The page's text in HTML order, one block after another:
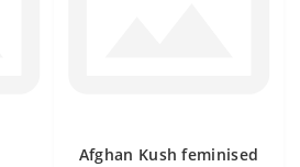
Afghan Kush feminised